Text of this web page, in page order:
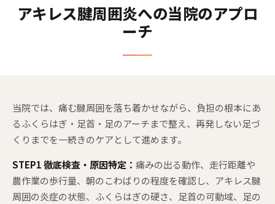
アキレス腱周囲炎への当院のアプロ
ーチ
当院では、痛む腱周囲を落ち着かせながら、負担の根本にあ
るふくらはぎ・足首・足のアーチまで整え、再発しない足づ
くりまでを一続きのケアとして進めます。
STEP1 徹底検査・原因特定： 痛みの出る動作、走行距離や
農作業の歩行量、朝のこわばりの程度を確認し、アキレス腱
周囲の炎症の状態、ふくらはぎの硬さ、足首の可動域、足の